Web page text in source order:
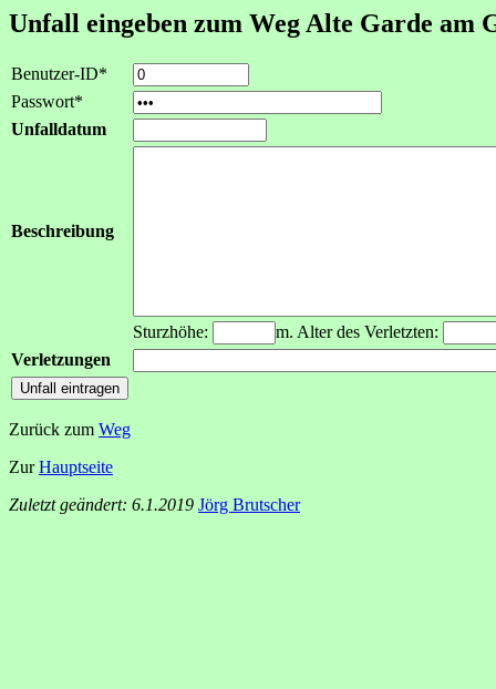
Unfall eingeben zum Weg Alte Garde am
Benutzer-ID*
Passwort*
Unfalldatum
Beschreibung
Sturzhöhe:
m. Alter des Verletzten:
Verletzungen
Zurück zum Weg
ZurHauptseite
Zuletzt geändert: 6.1.2019 Jörg Brutscher